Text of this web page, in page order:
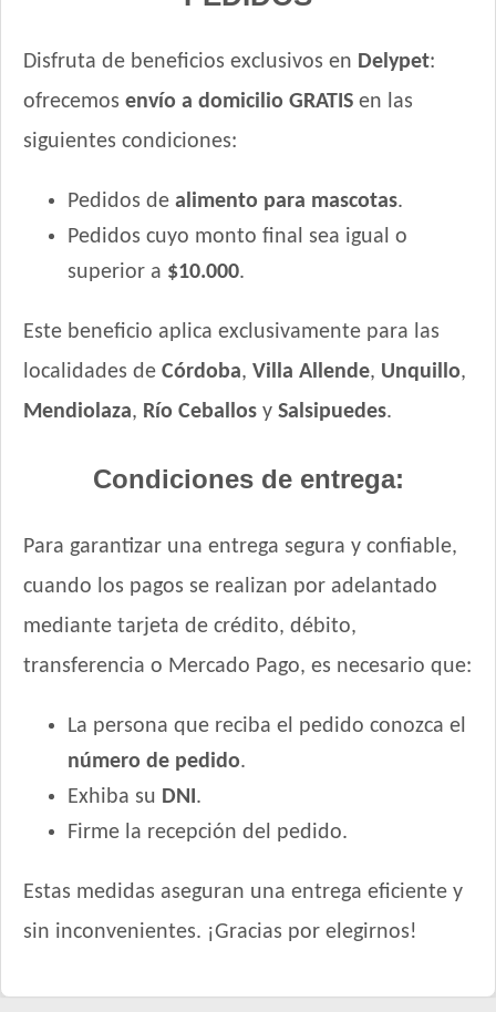
Disfruta de beneficios exclusivos en Delypet:
ofrecemos envío a domicilio GRATIS en las
siguientes condiciones:
Pedidos de alimento para mascotas.
Pedidos cuyo monto final sea igual o
superior a $10.000.
Este beneficio aplica exclusivamente para las
localidades de Córdoba, Villa Allende, Unquillo,
Mendiolaza, Río Ceballos y Salsipuedes.
Condiciones de entrega:
Para garantizar una entrega segura y confiable,
cuando los pagos se realizan por adelantado
mediante tarjeta de crédito, débito,
transferencia o Mercado Pago, es necesario que:
La persona que reciba el pedido conozca el
número de pedido.
Exhiba su DNI.
Firme la recepción del pedido.
Estas medidas aseguran una entrega eficiente y
sin inconvenientes. ¡Gracias por elegirnos!